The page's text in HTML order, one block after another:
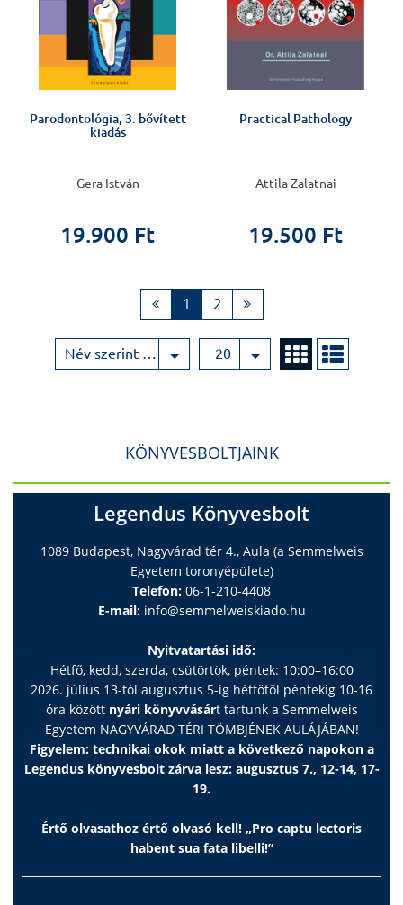
Parodontológia, 3. bővített
kiadás
Gera István
19.900 Ft
Practical Pathology
Attila Zalatnai
19.500 Ft
1 2
Név szerint növekvő 20
KÖNYVESBOLTJAINK
Legendus Könyvesbolt
1089 Budapest, Nagyvárad tér 4., Aula (a Semmelweis
Egyetem toronyépülete)
Telefon: 06-1-210-4408
E-mail: info@semmelweiskiado.hu
Nyitvatartási idő:
Hétfő, kedd, szerda, csütörtök, péntek: 10:00–16:00
2026. július 13-tól augusztus 5-ig hétfőtől péntekig 10-16
óra között nyári könyvvásárt tartunk a Semmelweis
Egyetem NAGYVÁRAD TÉRI TÖMBJÉNEK AULÁJÁBAN!
Figyelem: technikai okok miatt a következő napokon a
Legendus könyvesbolt zárva lesz: augusztus 7., 12-14, 17-
19.
Értő olvasathoz értő olvasó kell! „Pro captu lectoris
habent sua fata libelli!”